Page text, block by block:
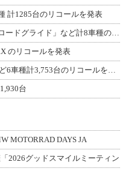
計1285台のリコールを発表
のリコールを発表
台
MOTORRAD DAYS JA
2026グッドスマイルミーティン